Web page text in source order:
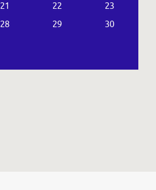
21 22
23
28 29
30